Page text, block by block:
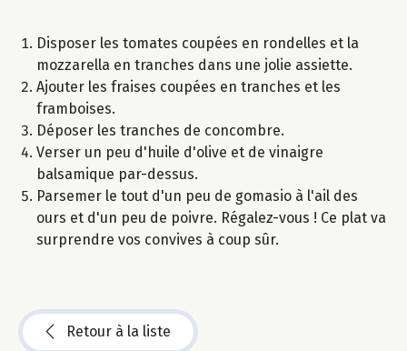
Disposer les tomates coupées en rondelles et la
mozzarella en tranches dans une jolie assiette.
Ajouter les fraises coupées en tranches et les
framboises.
Déposer les tranches de concombre.
Verser un peu d'huile d'olive et de vinaigre
balsamique par-dessus.
Parsemer le tout d'un peu de gomasio à l'ail des
ours et d'un peu de poivre. Régalez-vous ! Ce plat va
surprendre vos convives à coup sûr.
Retour à la liste